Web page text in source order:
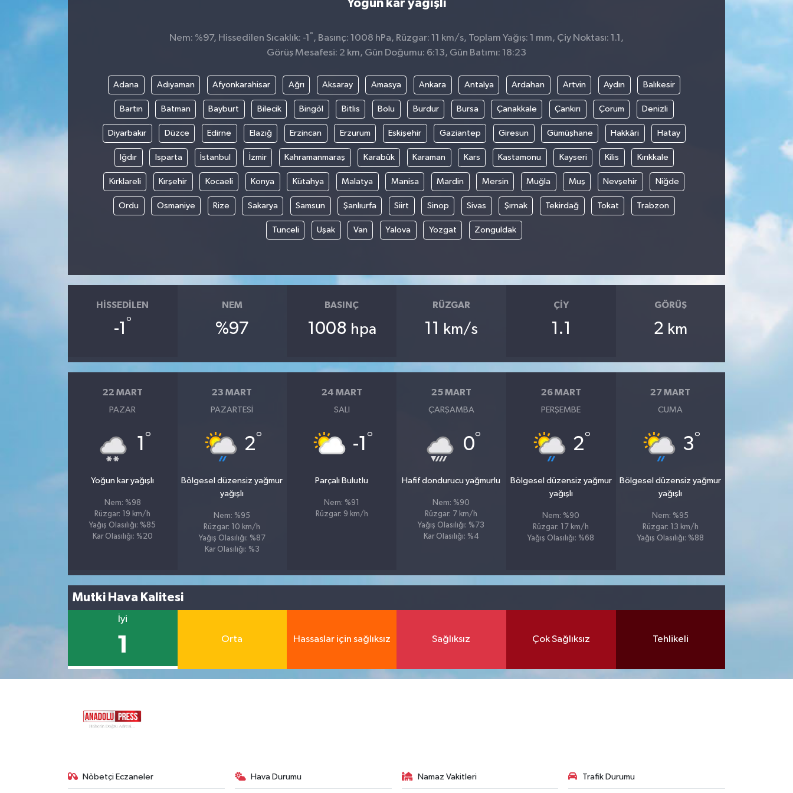
Yoğun kar yağışlı
Nem: %97, Hissedilen Sıcaklık: -1 ° , Basınç: 1008 hPa, Rüzgar: 11 km/s, Toplam Yağış: 1 mm, Çiy Noktası: 1.1,
Görüş Mesafesi: 2 km, Gün Doğumu: 6:13, Gün Batımı: 18:23
Adana Adıyaman Afyonkarahisar Ağrı Aksaray Amasya Ankara Antalya Ardahan Artvin Aydın Balıkesir
Bartın Batman Bayburt Bilecik Bingöl Bitlis Bolu Burdur Bursa Çanakkale Çankırı Çorum Denizli
Diyarbakır Düzce Edirne Elazığ Erzincan Erzurum Eskişehir Gaziantep Giresun Gümüşhane Hakkâri Hatay
Iğdır Isparta İstanbul İzmir Kahramanmaraş Karabük Karaman Kars Kastamonu Kayseri Kilis Kırıkkale
Kırklareli Kırşehir Kocaeli Konya Kütahya Malatya Manisa Mardin Mersin Muğla Muş Nevşehir Niğde
Ordu Osmaniye Rize Sakarya Samsun Şanlıurfa Siirt Sinop Sivas Şırnak Tekirdağ Tokat Trabzon
Tunceli Uşak Van Yalova Yozgat Zonguldak
HISSEDILEN
-1 °
NEM
%97
BASINÇ
1008 hpa
RÜZGAR
11 km/s
ÇIY
1.1
GÖRÜŞ
2 km
22 MART
PAZAR
1 °
Yoğun kar yağışlı
Nem: %98
Rüzgar: 19 km/h
Yağış Olasılığı: %85
Kar Olasılığı: %20
23 MART
PAZARTESI
2°
Bölgesel düzensiz yağmur
yağışlı
Nem: %95
Rüzgar: 10 km/h
Yağış Olasılığı: %87
Kar Olasılığı: %3
24 MART
SALI
-1 °
Parçalı Bulutlu
Nem: %91
Rüzgar: 9 km/h
25 MART
ÇARŞAMBA
0°
Hafif dondurucu yağmurlu
Nem: %90
Rüzgar: 7 km/h
Yağış Olasılığı: %73
Kar Olasılığı: %4
26 MART
PERŞEMBE
2°
Bölgesel düzensiz yağmur
yağışlı
Nem: %90
Rüzgar: 17 km/h
Yağış Olasılığı: %68
27 MART
CUMA
3°
Bölgesel düzensiz yağmur
yağışlı
Nem: %95
Rüzgar: 13 km/h
Yağış Olasılığı: %88
Mutki Hava Kalitesi
İyi
1 Orta Hassaslar için sağlıksız Sağlıksız Çok Sağlıksız Tehlikeli
Nöbetçi Eczaneler Hava Durumu Namaz Vakitleri Trafik Durumu